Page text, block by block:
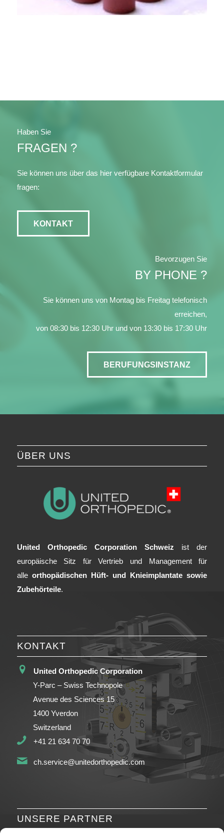
Haben Sie
FRAGEN ?
Sie können uns über das hier verfügbare Kontaktformular
fragen:
KONTAKT
Bevorzugen Sie
BY PHONE ?
Sie können uns von Montag bis Freitag telefonisch
erreichen,
von 08:30 bis 12:30 Uhr und von 13:30 bis 17:30 Uhr
BERUFUNGSINSTANZ
ÜBER UNS
United Orthopedic Corporation Schweiz ist der
europäische Sitz für Vertrieb und Management für
alle orthopädischen Hüft- und Knieimplantate sowie
Zubehörteile.
KONTAKT
United Orthopedic Corporation
Y-Parc – Swiss Technopole
Avenue des Sciences 15
1400 Yverdon
Switzerland
+41 21 634 70 70
ch.service@unitedorthopedic.com
UNSERE PARTNER